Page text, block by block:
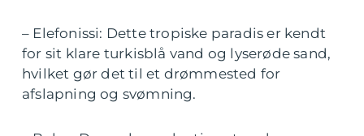
– Elefonissi: Dette tropiske paradis er kendt
for sit klare turkisblå vand og lyserøde sand,
hvilket gør det til et drømmested for
afslapning og svømning.